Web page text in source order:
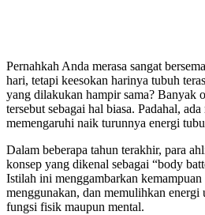
Pernahkah Anda merasa sangat
hari, tetapi keesokan harinya tubuh
yang dilakukan hampir sama? Banyak
tersebut sebagai hal biasa. Padahal,
memengaruhi naik turunnya energi
Dalam beberapa tahun terakhir, para
konsep yang dikenal sebagai “body
Istilah ini menggambarkan
menggunakan, dan memulihkan energi
fungsi fisik maupun mental.